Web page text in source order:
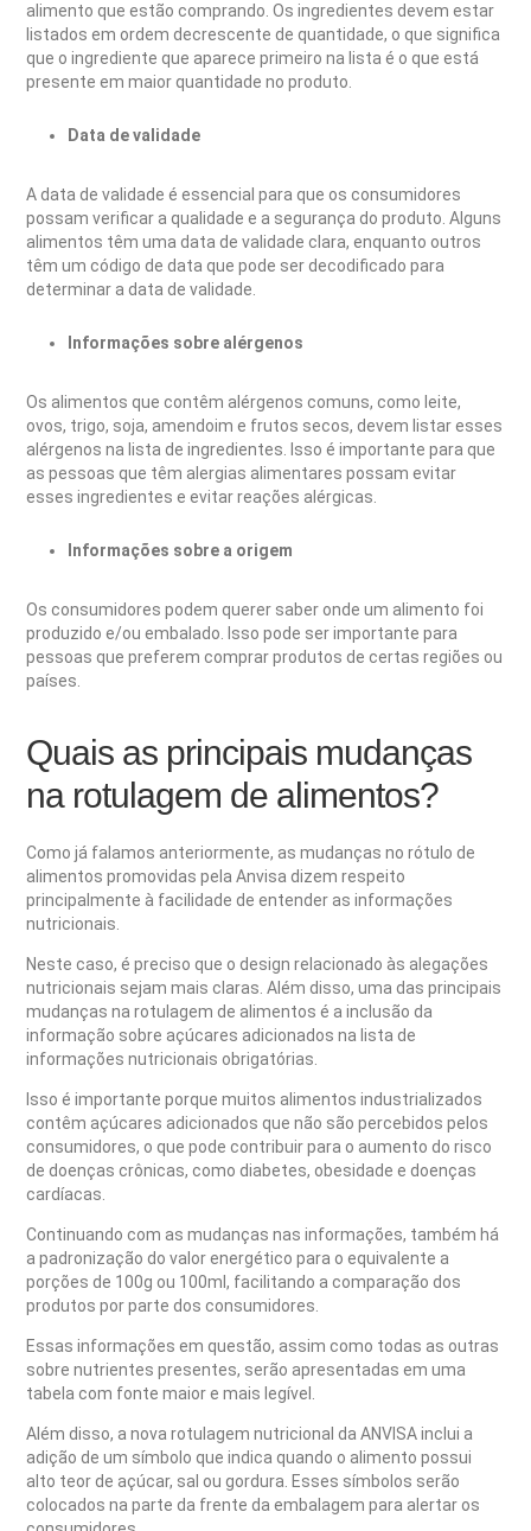
alimento que estão comprando. Os ingredientes devem estar
listados em ordem decrescente de quantidade, o que significa
que o ingrediente que aparece primeiro na lista é o que está
presente em maior quantidade no produto.
Data de validade
A data de validade é essencial para que os consumidores
possam verificar a qualidade e a segurança do produto. Alguns
alimentos têm uma data de validade clara, enquanto outros
têm um código de data que pode ser decodificado para
determinar a data de validade.
Informações sobre alérgenos
Os alimentos que contêm alérgenos comuns, como leite,
ovos, trigo, soja, amendoim e frutos secos, devem listar esses
alérgenos na lista de ingredientes. Isso é importante para que
as pessoas que têm alergias alimentares possam evitar
esses ingredientes e evitar reações alérgicas.
Informações sobre a origem
Os consumidores podem querer saber onde um alimento foi
produzido e/ou embalado. Isso pode ser importante para
pessoas que preferem comprar produtos de certas regiões ou
países.
Quais as principais mudanças
na rotulagem de alimentos?
Como já falamos anteriormente, as mudanças no rótulo de
alimentos promovidas pela Anvisa dizem respeito
principalmente à facilidade de entender as informações
nutricionais.
Neste caso, é preciso que o design relacionado às alegações
nutricionais sejam mais claras. Além disso, uma das principais
mudanças na rotulagem de alimentos é a inclusão da
informação sobre açúcares adicionados na lista de
informações nutricionais obrigatórias.
Isso é importante porque muitos alimentos industrializados
contêm açúcares adicionados que não são percebidos pelos
consumidores, o que pode contribuir para o aumento do risco
de doenças crônicas, como diabetes, obesidade e doenças
cardíacas.
Continuando com as mudanças nas informações, também há
a padronização do valor energético para o equivalente a
porções de 100g ou 100ml, facilitando a comparação dos
produtos por parte dos consumidores.
Essas informações em questão, assim como todas as outras
sobre nutrientes presentes, serão apresentadas em uma
tabela com fonte maior e mais legível.
Além disso, a nova rotulagem nutricional da ANVISA inclui a
adição de um símbolo que indica quando o alimento possui
alto teor de açúcar, sal ou gordura. Esses símbolos serão
colocados na parte da frente da embalagem para alertar os